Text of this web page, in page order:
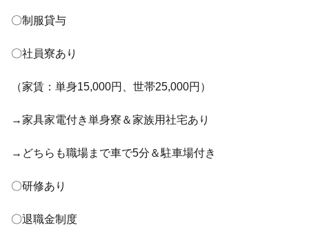
〇制服貸与
〇社員寮あり
（家賃：単身15,000円、世帯25,000円）
→家具家電付き単身寮＆家族用社宅あり
→どちらも職場まで車で5分＆駐車場付き
〇研修あり
〇退職金制度